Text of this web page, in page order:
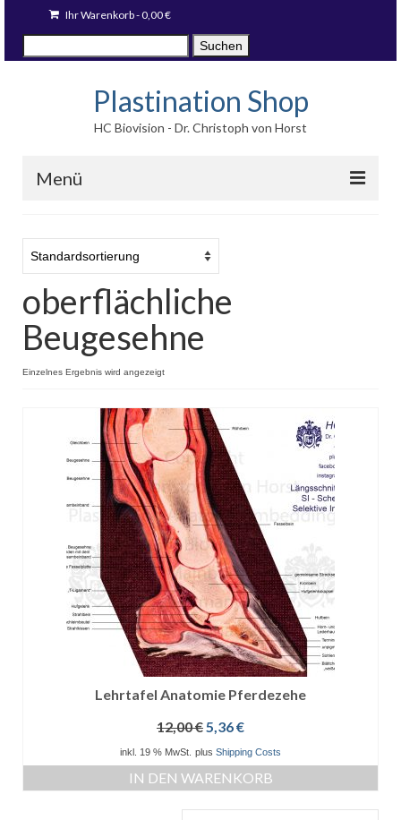
Ihr Warenkorb-0,00€
nach:
Suchen
Plastination Shop
HC Biovision - Dr. Christoph von Horst
Menü
Fotodrucke
Stücke auf Lager
Blog
Sprache:
oberflächliche
Beugesehne
Einzelnes Ergebnis wird angezeigt
Lehrtafel Anatomie Pferdezehe
12,00€ Ursprünglicher
war:
12,00 €
5,36€Aktueller
ist:
5,36 €.
inkl. 19 % MwSt. plus Shipping Costs
IN DEN WARENKORB